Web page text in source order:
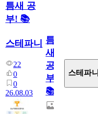
틈새 공
부! 📚
스테파니
22
0
0
26.08.03
틈
새
공
부!
📚
스테파니